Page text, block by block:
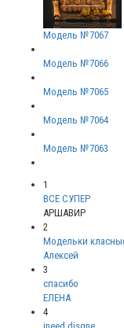
Модель №7067
Модель №7066
Модель №7065
Модель №7064
Модель №7063
1
ВСЕ СУПЕР
АРШАВИР
2
Модельки
Алексей
3
спасибо
ЕЛЕНА
4